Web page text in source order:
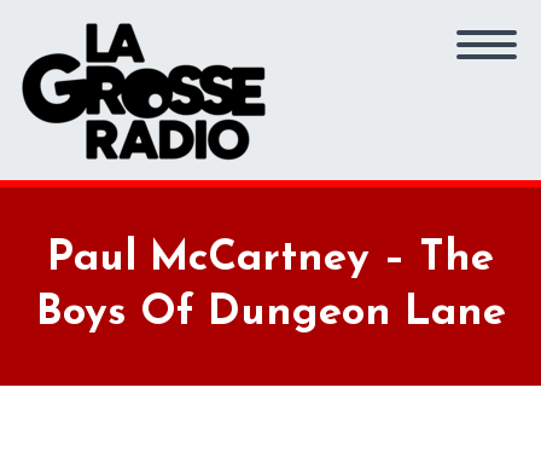
Paul McCartney – The
Boys Of Dungeon Lane